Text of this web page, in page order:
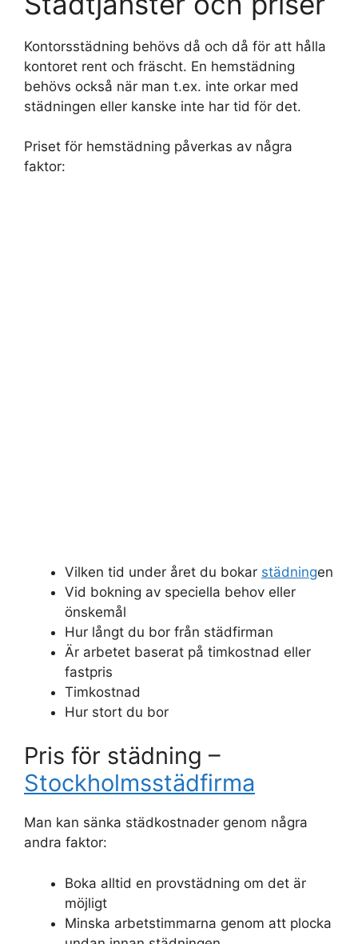
Kontorsstädning behövs då och då för att hålla
kontoret rent och fräscht. En hemstädning
behövs också när man t.ex. inte orkar med
städningen eller kanske inte har tid för det.
Priset för hemstädning påverkas av några
faktor:
Vilken tid under året du bokar städningen
Vid bokning av speciella behov eller
önskemål
Hur långt du bor från städfirman
Är arbetet baserat på timkostnad eller
fastpris
Timkostnad
Hur stort du bor
Pris för städning –
Stockholmsstädfirma
Man kan sänka städkostnader genom några
andra faktor:
Boka alltid en provstädning om det är
möjligt
Minska arbetstimmarna genom att plocka